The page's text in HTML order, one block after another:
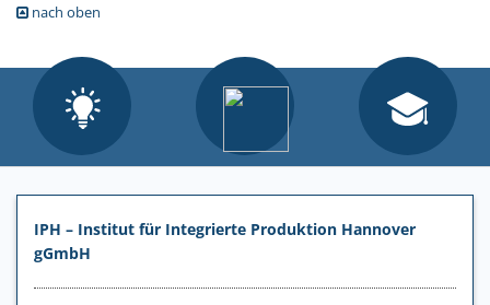
nach oben
IPH – Institut für Integrierte Produktion Hannover
gGmbH